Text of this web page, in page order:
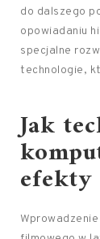
do dalszego
opowiadaniu
specjalne
technologie,
Jak
efekty